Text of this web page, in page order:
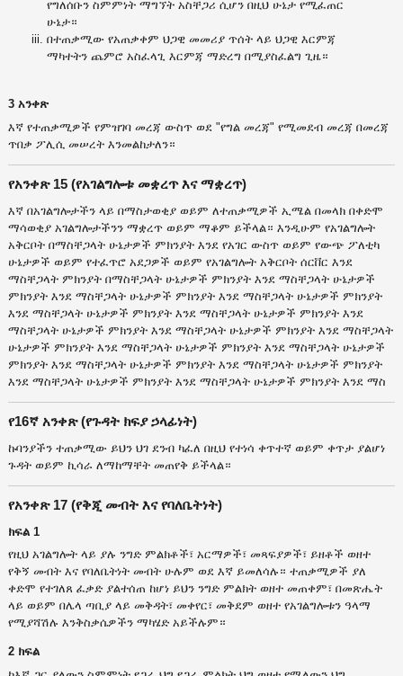
የግለሰቡን ስምምነት ማግኘት አስቸጋሪ ሲሆን በዚህ ሁኔታ የሚፈጠር
ሁኔታ።
በተጠቃሚው የአጠቃቀም ህጋዊ መመሪያ ጥሰት ላይ ህጋዊ እርምጃ
ማካተትን ጨምሮ አስፈላጊ እርምጃ ማድረግ በሚያስፈልግ ጊዜ።
3 አንቀጽ
እኛ የተጠቃሚዎች የምዝገባ መረጃ ውስጥ ወደ "የግል መረጃ" የሚመደብ መረጃ በመረጃ
ጥበቃ ፖሊሲ መሠረት እንመልከታለን።
የአንቀጽ 15 (የአገልግሎቱ መቋረጥ እና ማቋረጥ)
እኛ በአገልግሎታችን ላይ በማስታወቂያ ወይም ለተጠቃሚዎች ኢሜል በመላክ በቀድሞ
ማሳወቂያ አገልግሎታችንን ማቋረጥ ወይም ማቆም ይችላል። እንዲሁም የአገልግሎት
አቅርቦት በማስቸጋላት ሁኔታዎች ምክንያት እንደ የአገር ውስጥ ወይም የውጭ ፖለቲካ
ሁኔታዎች ወይም የተፈጥሮ አደጋዎች ወይም የአገልግሎት አቅርቦት ሰርቨር እንደ
ማስቸጋላት ምክንያት በማስቸጋላት ሁኔታዎች ምክንያት እንደ ማስቸጋላት ሁኔታዎች
ምክንያት እንደ ማስቸጋላት ሁኔታዎች ምክንያት እንደ ማስቸጋላት ሁኔታዎች ምክንያት
እንደ ማስቸጋላት ሁኔታዎች ምክንያት እንደ ማስቸጋላት ሁኔታዎች ምክንያት እንደ
ማስቸጋላት ሁኔታዎች ምክንያት እንደ ማስቸጋላት ሁኔታዎች ምክንያት እንደ ማስቸጋላት
ሁኔታዎች ምክንያት እንደ ማስቸጋላት ሁኔታዎች ምክንያት እንደ ማስቸጋላት ሁኔታዎች
ምክንያት እንደ ማስቸጋላት ሁኔታዎች ምክንያት እንደ ማስቸጋላት ሁኔታዎች ምክንያት
እንደ ማስቸጋላት ሁኔታዎች ምክንያት እንደ ማስቸጋላት ሁኔታዎች ምክንያት እንደ ማስ
የ16ኛ አንቀጽ (የጉዳት ክፍያ ኃላፊነት)
ኩባንያችን ተጠቃሚው ይህን ህገ ደንብ ካፈለ በዚህ የተነሳ ቀጥተኛ ወይም ቀጥታ ያልሆነ
ጉዳት ወይም ኪሳራ ለማከማቸት መጠየቅ ይችላል።
የአንቀጽ 17 (የቅጂ መብት እና የባለቤትነት)
ክፍል 1
የዚህ አገልግሎት ላይ ያሉ ንግድ ምልክቶች፣ አርማዎች፣ መጻፍያዎች፣ ይዘቶች ወዘተ
የቅኝ መብት እና የባለቤትነት መብት ሁሉም ወደ እኛ ይመለሳሉ። ተጠቃሚዎች ያለ
ቀድሞ የተገለጸ ፈቃድ ያልተሰጠ ከሆነ ይህን ንግድ ምልክት ወዘተ መጠቀም፣ በመጽሔት
ላይ ወይም በሌላ ጣቢያ ላይ መቅዳት፣ መቀየር፣ መቅደም ወዘተ የአገልግሎቱን ዓላማ
የሚያሻሽሉ እንቅስቃሴዎችን ማካሄድ አይችሉም።
2 ክፍል